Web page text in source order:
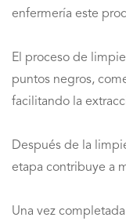
enfermería este
El proceso de
puntos negros,
facilitando la
Después de la
etapa contribuye a
Una vez